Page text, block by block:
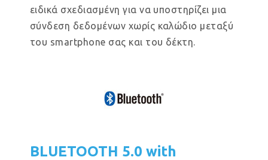
ειδικά σχεδιασμένη για να υποστηρίζει μια
σύνδεση δεδομένων χωρίς καλώδιο μεταξύ
του smartphone σας και του δέκτη.
BLUETOOTH 5.0 with